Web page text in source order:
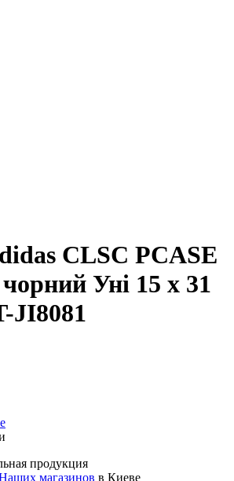
CLSC PCASE
Уні 15 х 31
JI8081
продукция
магазинов в Киеве